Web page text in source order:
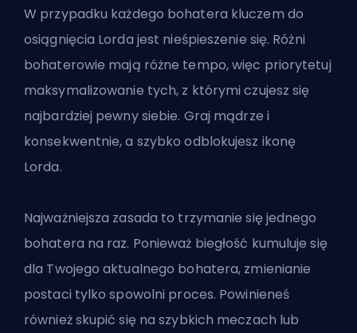
W przypadku każdego bohatera kluczem do
osiągnięcia Lorda jest nieśpieszenie się. Różni
bohaterowie mają różne tempo, więc priorytetuj
maksymalizowanie tych, z którymi czujesz się
najbardziej pewny siebie. Graj mądrze i
konsekwentnie, a szybko odblokujesz ikonę
Lorda.
Najważniejsza zasada to trzymanie się jednego
bohatera na raz. Ponieważ biegłość kumuluje się
dla Twojego aktualnego bohatera, zmienianie
postaci tylko spowolni proces. Powinieneś
również skupić się na szybkich meczach lub